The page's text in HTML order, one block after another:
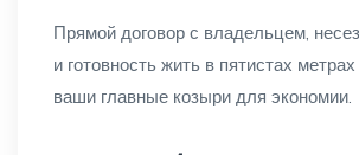
Прямой договор с владельцем,
и готовность жить в пятистах
ваши главные козыри для экономии.